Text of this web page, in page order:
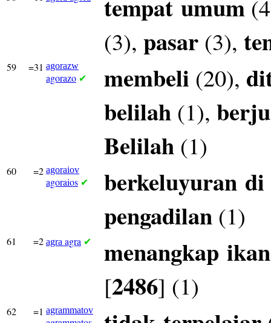
tempat umum
(3), pasar (3),
59 =31 agorazw
agorazo ✔ membeli (20),
belilah (1),
Belilah (1)
60 =2 agoraiov
agoraios ✔ berkeluyuran di
pengadilan (1)
61 =2 agra agra ✔ menangkap ikan
[2486] (1)
62 =1 agrammatov